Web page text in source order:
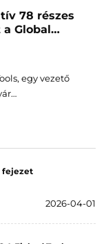
78 részes
Global
egy vezető
fejezet
2026-04-01